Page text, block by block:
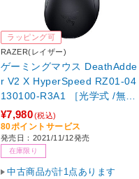
ラッピング可
RAZER(レイザー)
ゲーミングマウス DeathAdde
r V2 X HyperSpeed RZ01-04
130100-R3A1 ［光学式 /無線
(ワイヤレス) /7ボタン /Blueto
oth・USB］
¥7,980(税込)
80ポイントサービス
発売日：2021/11/12発売
在庫限り
中古商品が計1点あります